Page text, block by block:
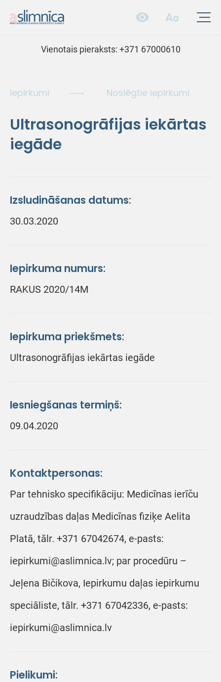
Vienotais pieraksts: +371 67000610
Iepirkumi Noslēgtie iepirkumi
Ultrasonogrāfijas iekārtas
iegāde
Izsludināšanas datums:
30.03.2020
Iepirkuma numurs:
RAKUS 2020/14M
Iepirkuma priekšmets:
Ultrasonogrāfijas iekārtas iegāde
Iesniegšanas termiņš:
09.04.2020
Kontaktpersonas:
Par tehnisko specifikāciju: Medicīnas ierīču
uzraudzības daļas Medicīnas fiziķe Aelita
Platā, tālr. +371 67042674, e-pasts:
iepirkumi@aslimnica.lv; par procedūru –
Jeļena Bičikova, Iepirkumu daļas iepirkumu
speciāliste, tālr. +371 67042336, e-pasts:
iepirkumi@aslimnica.lv
Pielikumi: